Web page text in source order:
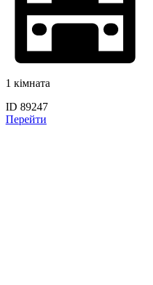
1 кімната
ID 89247
Перейти